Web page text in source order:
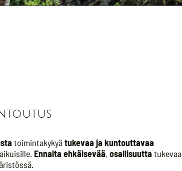
toimintakykyätukevaa ja kuntouttavaa
Ennalta ehkäisevää, osallisuutta tukevaa